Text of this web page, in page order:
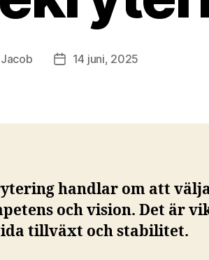
Jacob Inläggsdatum
14 juni, 2025
handlar om att
och vision. Det är
tillväxt och stabilitet.